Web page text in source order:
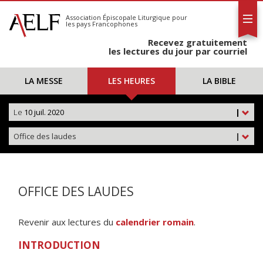
S'abonner
Calendrier
Association Épiscopale Liturgique pour
les pays Francophones
Recevez gratuitement
les lectures du jour par courriel
LA MESSE LES HEURES LA BIBLE
|
Le 10 juil. 2020
|
Office des laudes
OFFICE DES LAUDES
Revenir aux lectures du calendrier romain.
INTRODUCTION